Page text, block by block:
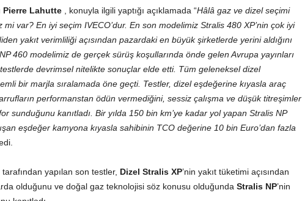
Pierre Lahutte, konuyla ilgili yaptığı açıklamada “Hâlâ gaz ve dizel seçimi
var? En iyi seçim IVECO’dur. En son modelimiz Stralis 480 XP’nin çok iyi
yakıt verimliliği açısından pazardaki en büyük şirketlerde yerini aldığını
460 modelimiz de gerçek sürüş koşullarında önde gelen Avrupa yayınları
devrimsel nitelikte sonuçlar elde etti. Tüm geleneksel dizel
bir marjla sıralamada öne geçti. Testler, dizel eşdeğerine kıyasla araç
performanstan ödün vermediğini, sessiz çalışma ve düşük titreşimler
sunduğunu kanıtladı. Bir yılda 150 bin km’ye kadar yol yapan Stralis NP
eşdeğer kamyona kıyasla sahibinin TCO değerine 10 bin Euro’dan fazla
yapılan son testler, Dizel Stralis XP’nin yakıt tüketimi açısından
olduğunu ve doğal gaz teknolojisi söz konusu olduğunda Stralis NP’nin